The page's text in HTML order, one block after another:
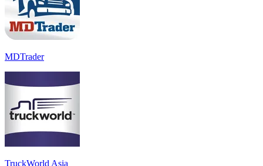
MDTrader
TruckWorld Asia